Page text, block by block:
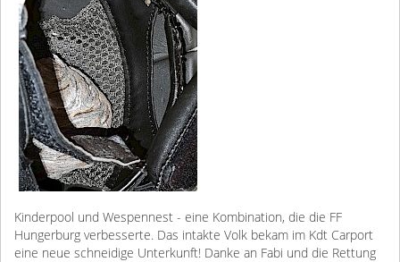
Kinderpool und Wespennest - eine Kombination, die die FF
Hungerburg verbesserte. Das intakte Volk bekam im Kdt Carport
eine neue schneidige Unterkunft! Danke an Fabi und die Rettung